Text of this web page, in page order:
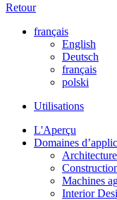
Retour
français
English
Deutsch
français
polski
Utilisations
L'Aperçu
Domaines
Architecture
Machines
Interior